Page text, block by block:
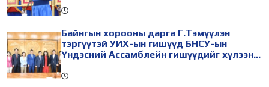
Байнгын хорооны дарга Г.Тэмүүлэн
тэргүүтэй УИХ-ын гишүүд БНСУ-ын
Үндэсний Ассамблейн гишүүдийг хүлээн